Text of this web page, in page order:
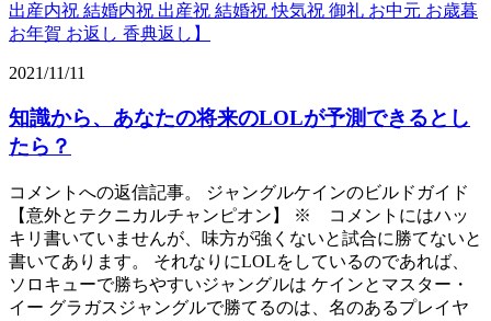
出産内祝 結婚内祝 出産祝 結婚祝 快気祝 御礼 お中元 お歳暮
お年賀 お返し 香典返し】
2021/11/11
知識から、あなたの将来のLOLが予測できるとし
たら？
コメントへの返信記事。 ジャングルケインのビルドガイド
【意外とテクニカルチャンピオン】 ※ コメントにはハッ
キリ書いていませんが、味方が強くないと試合に勝てないと
書いてあります。 それなりにLOLをしているのであれば、
ソロキューで勝ちやすいジャングルは ケインとマスター・
イー グラガスジャングルで勝てるのは、名のあるプレイヤ